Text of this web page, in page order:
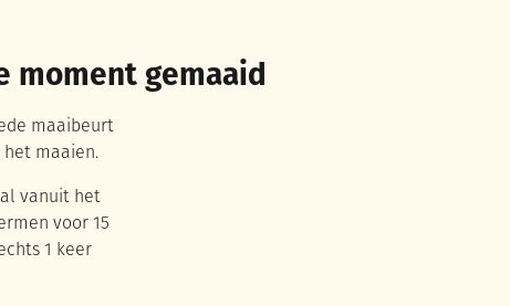
moment gemaaid
maaibeurt
het maaien.
vanuit het
voor 15
1 keer